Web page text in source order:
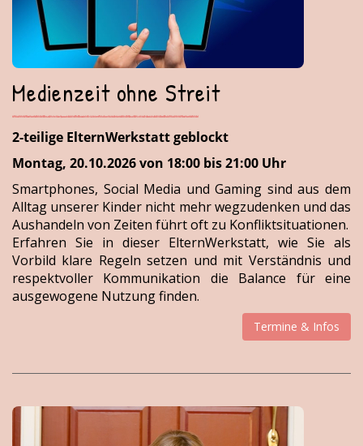
Medienzeit ohne Streit
2-teilige ElternWerkstatt geblockt
Montag, 20.10.2026 von 18:00 bis 21:00 Uhr
Smartphones, Social Media und Gaming sind aus dem
Alltag unserer Kinder nicht mehr wegzudenken und das
Aushandeln von Zeiten führt oft zu Konfliktsituationen.
Erfahren Sie in dieser ElternWerkstatt, wie Sie als
Vorbild klare Regeln setzen und mit Verständnis und
respektvoller Kommunikation die Balance für eine
ausgewogene Nutzung finden.
Termine & Infos